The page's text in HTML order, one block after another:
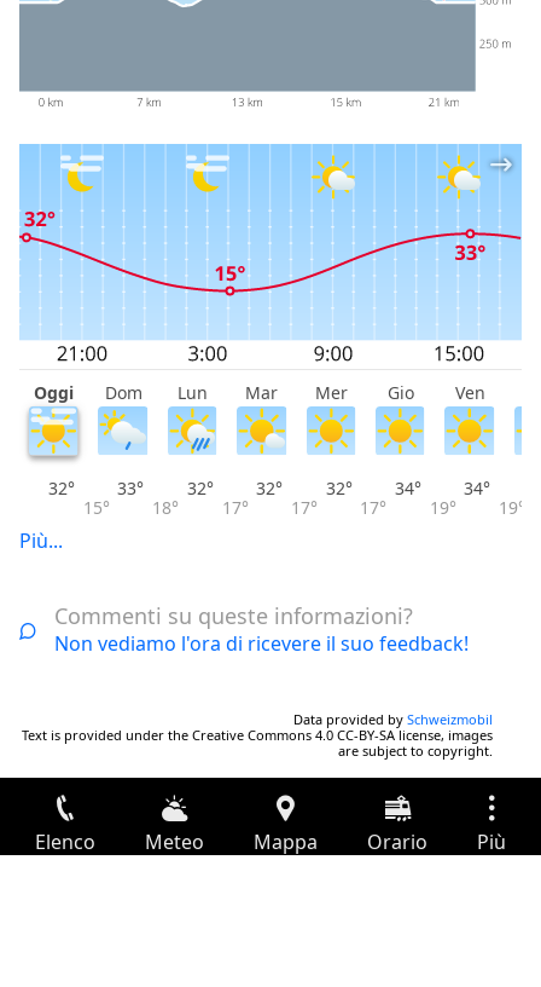
Oggi Dom Lun Mar Mer Gio Ven
32°
15°
33°
18°
32°
17°
32°
17°
32°
17°
34°
19°
34°
19°
Più...
Commenti su queste informazioni?
Non vediamo l'ora di ricevere il suo feedback!
Data provided by Schweizmobil
Text is provided under the Creative Commons 4.0 CC-BY-SA license, images
are subject to copyright.
Elenco Meteo Mappa Orario Più